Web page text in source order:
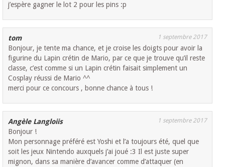
j’espère gagner le lot 2 pour les pins :p
tom 1 septembre 2017
Bonjour, je tente ma chance, et je croise les doigts pour avoir la
figurine du Lapin crétin de Mario, par ce que je trouve qu’il reste
classe, c’est comme si un Lapin crétin faisait simplement un
Cosplay réussi de Mario ^^
merci pour ce concours , bonne chance à tous !
Angèle Langloiis 1 septembre 2017
Bonjour !
Mon personnage préféré est Yoshi et l’a toujours été, quel que
soit les jeux Nintendo auxquels j’ai joué :3 Il est juste super
mignon, dans sa manière d’avancer comme d’attaquer (en